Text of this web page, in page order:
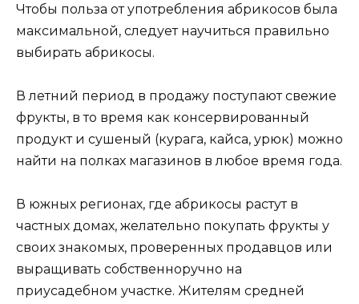
Чтобы польза от употребления абрикосов была
максимальной, следует научиться правильно
выбирать абрикосы.
В летний период в продажу поступают свежие
фрукты, в то время как консервированный
продукт и сушеный (курага, кайса, урюк) можно
найти на полках магазинов в любое время года.
В южных регионах, где абрикосы растут в
частных домах, желательно покупать фрукты у
своих знакомых, проверенных продавцов или
выращивать собственноручно на
приусадебном участке. Жителям средней